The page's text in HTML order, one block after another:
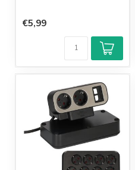
€5,99